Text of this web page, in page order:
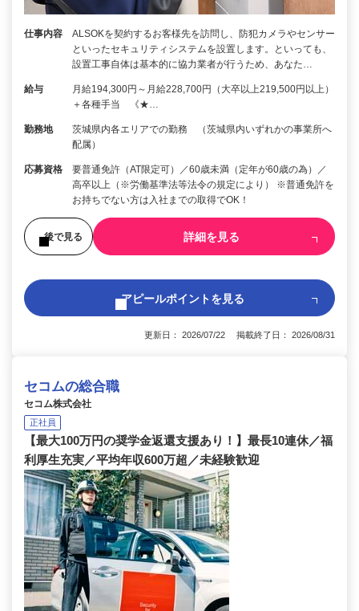
仕事内容
ALSOKを契約するお客様先を訪問し、防犯カメラやセンサー
といったセキュリティシステムを設置します。といっても、
設置工事自体は基本的に協力業者が行うため、あなた…
給与
月給194,300円～月給228,700円（大卒以上219,500円以上）
＋各種手当 《★…
勤務地
茨城県内各エリアでの勤務 （茨城県内いずれかの事業所へ
配属）
応募資格
要普通免許（AT限定可）／60歳未満（定年が60歳の為）／
高卒以上（※労働基準法等法令の規定により） ※普通免許を
お持ちでない方は入社までの取得でOK！
後で見る 詳細を見る
アピールポイントを見る
更新日： 2026/07/22 掲載終了日： 2026/08/31
セコムの総合職
セコム株式会社
正社員
【最大100万円の奨学金返還支援あり！】最長10連休／福
利厚生充実／平均年収600万超／未経験歓迎